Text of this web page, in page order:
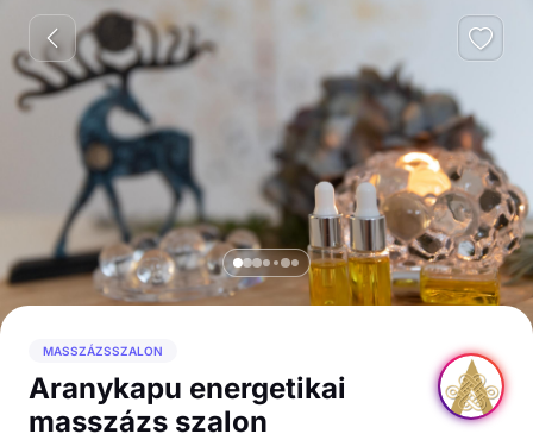
MASSZÁZSSZALON
Aranykapu energetikai
masszázs szalon